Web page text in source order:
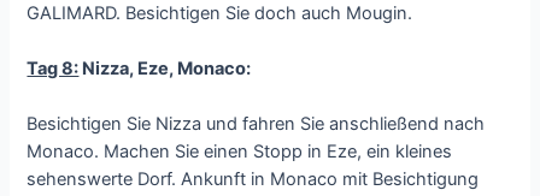
GALIMARD. Besichtigen Sie doch auch Mougin.
Tag 8: Nizza, Eze, Monaco:
Besichtigen Sie Nizza und fahren Sie anschließend nach
Monaco. Machen Sie einen Stopp in Eze, ein kleines
sehenswerte Dorf. Ankunft in Monaco mit Besichtigung